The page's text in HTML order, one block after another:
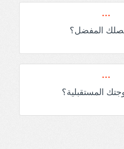
المفضل؟
المستقبلية؟